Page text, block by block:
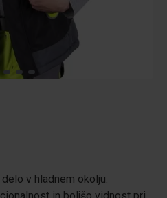
v hladnem okolju.